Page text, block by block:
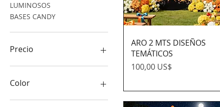
LUMINOSOS
BASES CANDY
Precio
0 US$
Color
ARO 2 MTS DISEÑOS
TEMÁTICOS
Precio
100,00 US$